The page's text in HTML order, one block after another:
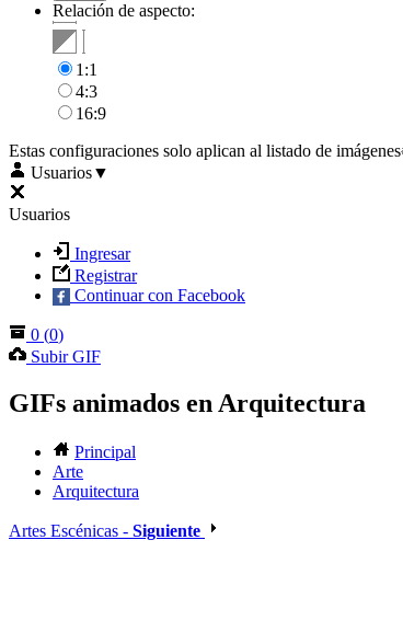
Relación de aspecto:
1:1
4:3
16:9
Estas configuraciones solo aplican al listado de imágenes
Usuarios▼
Usuarios
Ingresar
Registrar
Continuar con Facebook
0 (0)
Subir GIF
GIFs animados en Arquitectura
Principal
Arte
Arquitectura
Artes Escénicas - Siguiente